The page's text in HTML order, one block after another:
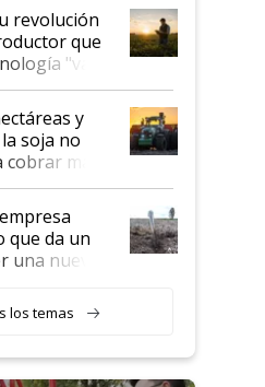
revolución
que
"va a
y
soja no
más
un
que da un
nueva
los temas